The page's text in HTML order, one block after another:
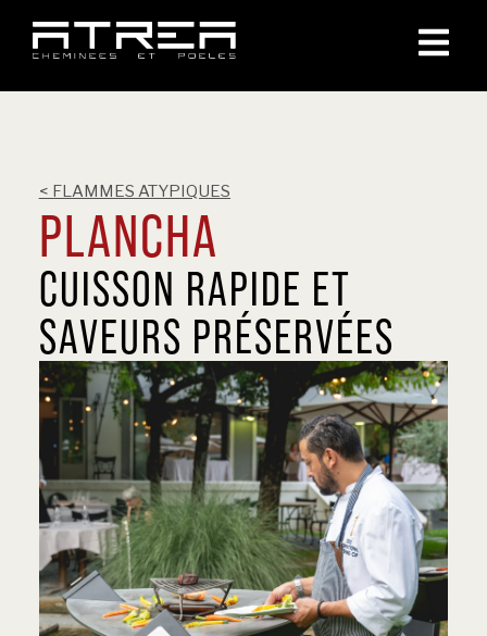
< FLAMMES ATYPIQUES
PLANCHA
CUISSON RAPIDE ET
SAVEURS PRÉSERVÉES